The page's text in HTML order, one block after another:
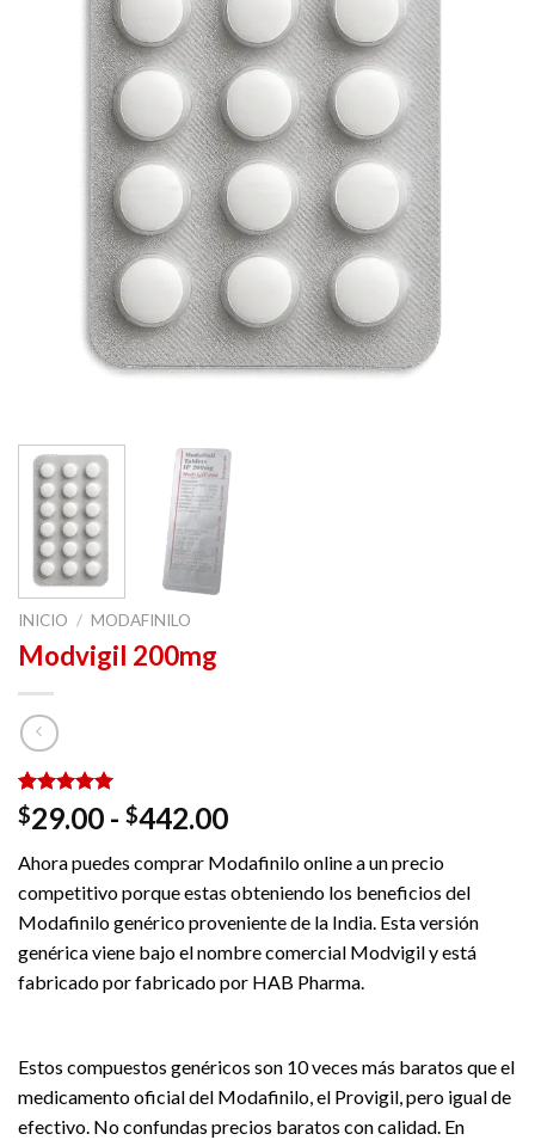
INICIO / MODAFINILO
Modvigil 200mg
Valorado
con5.00
base a
6
valoraciones
de clientes
$29.00 - $442.00Rango
precios:
desde
$29.00
hasta
$442.00
Ahora puedes comprar Modafinilo online a un precio
competitivo porque estas obteniendo los beneficios del
Modafinilo genérico proveniente de la India. Esta versión
genérica viene bajo el nombre comercial Modvigil y está
fabricado por fabricado por HAB Pharma.
Estos compuestos genéricos son 10 veces más baratos que el
medicamento oficial del Modafinilo, el Provigil, pero igual de
efectivo. No confundas precios baratos con calidad. En